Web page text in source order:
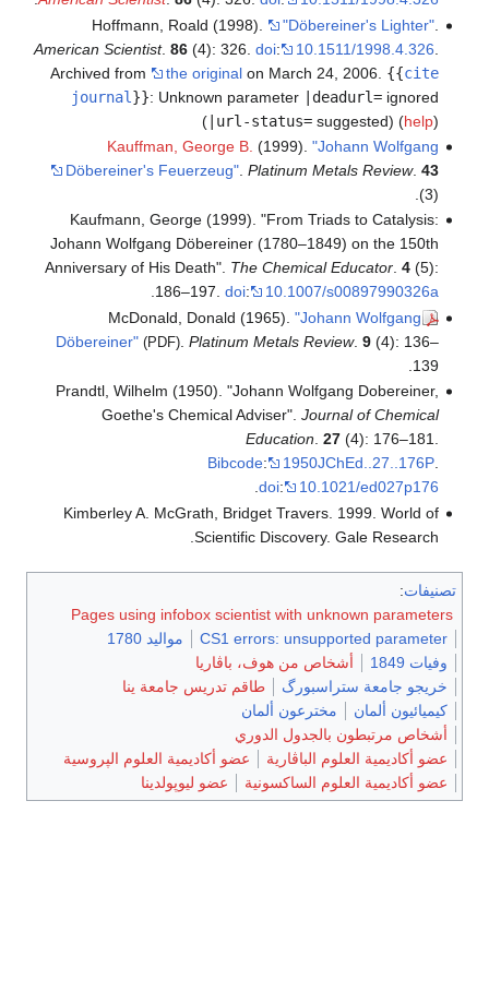
Hoffmann, Roald (1998).
"Döbereiner's Lighter".
American Scientist. 86(4): 326. doi: 10.1511/1998.4.326
Archived from
the originalon March 24, 2006. {{cite
journal }}: Unknown parameter |deadurl=ignored
(|url-status=suggested) (help)
Kauffman, George B. (1999). "Johann Wolfgang
Döbereiner's Feuerzeug". Platinum Metals Review. 43
(3).
Kaufmann, George (1999). "From Triads to Catalysis:
Johann Wolfgang Döbereiner (1780–1849) on the 150th
Anniversary of His Death". The Chemical Educator. 4(5):
186–197. doi: 10.1007/s00897990326a
.
McDonald, Donald (1965). "Johann Wolfgang
Döbereiner" (PDF). Platinum Metals Review. 9(4): 136–
139.
Prandtl, Wilhelm (1950). "Johann Wolfgang Dobereiner,
Goethe's Chemical Adviser". Journal of Chemical
Education 27(4): 176–181.
Bibcode: 1950JChEd..27..176P.
doi: 10.1021/ed027p176
Kimberley A. McGrath, Bridget Travers. 1999. World of
Scientific Discovery. Gale Research.
تصنيفات:
Pages using infobox scientist with unknown parameters
CS1 errors: unsupported parameter
مواليد 1780
وفيات 1849
أشخاص من هوف، باڤاريا
خريجو جامعة ستراسبورگ
طاقم تدريس جامعة ينا
كيميائيون ألمان
مخترعون ألمان
أشخاص مرتبطون بالجدول الدوري
عضو أكاديمية العلوم الباڤارية
عضو أكاديمية العلوم الپروسية
عضو أكاديمية العلوم الساكسونية
عضو ليوپولدينا